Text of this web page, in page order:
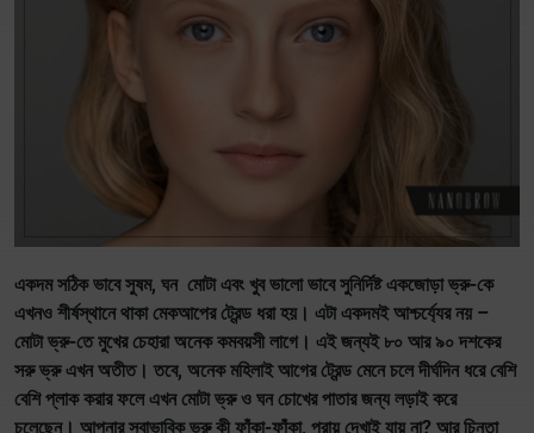
একদম সঠিক ভাবে সুষম, ঘন মোটা এবং খুব ভালো ভাবে সুনির্দিষ্ট একজোড়া ভ্রু-কে
এখনও শীর্ষস্থানে থাকা মেকআপের ট্রেন্ড ধরা হয়। এটা একদমই আশ্চর্য্যের নয় –
মোটা ভ্রু-তে মুখের চেহারা অনেক কমবয়সী লাগে। এই জন্যই ৮০ আর ৯০ দশকের
সরু ভ্রু এখন অতীত। তবে, অনেক মহিলাই আগের ট্রেন্ড মেনে চলে দীর্ঘদিন ধরে বেশি
বেশি প্লাক করার ফলে এখন মোটা ভ্রু ও ঘন চোখের পাতার জন্য লড়াই করে
চলেছেন। আপনার স্বাভাবিক ভ্রু কী ফাঁকা-ফাঁকা, প্রায় দেখাই যায় না? আর চিন্তা